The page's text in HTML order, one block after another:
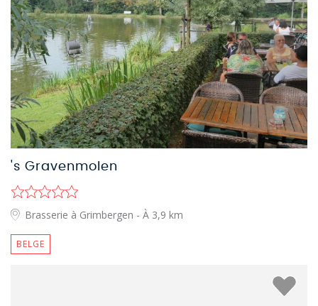
's Gravenmolen
Brasserie à Grimbergen - À 3,9 km
BELGE